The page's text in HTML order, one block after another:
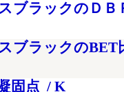
ブラックのＤＢ
ブラックのBET
固点 / K